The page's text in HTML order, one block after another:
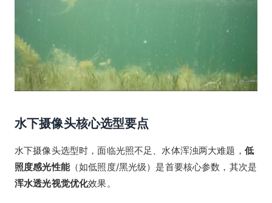
水下摄像头核心选型要点
水下摄像头选型时，面临光照不足、水体浑浊两大难题， 低
照度感光性能（如低照度/黑光级）是首要核心参数，其次是
浑水透光视觉优化效果。